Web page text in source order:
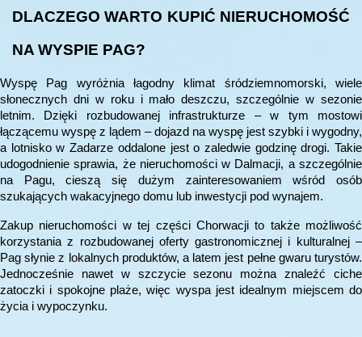
DLACZEGO WARTO KUPIĆ NIERUCHOMOŚĆ
NA WYSPIE PAG?
Wyspę Pag wyróżnia łagodny klimat śródziemnomorski, wiele
słonecznych dni w roku i mało deszczu, szczególnie w sezonie
letnim. Dzięki rozbudowanej infrastrukturze – w tym mostowi
łączącemu wyspę z lądem – dojazd na wyspę jest szybki i wygodny,
a lotnisko w Zadarze oddalone jest o zaledwie godzinę drogi. Takie
udogodnienie sprawia, że nieruchomości w Dalmacji, a szczególnie
na Pagu, cieszą się dużym zainteresowaniem wśród osób
szukających wakacyjnego domu lub inwestycji pod wynajem.
Zakup nieruchomości w tej części Chorwacji to także możliwość
korzystania z rozbudowanej oferty gastronomicznej i kulturalnej –
Pag słynie z lokalnych produktów, a latem jest pełne gwaru turystów.
Jednocześnie nawet w szczycie sezonu można znaleźć ciche
zatoczki i spokojne plaże, więc wyspa jest idealnym miejscem do
życia i wypoczynku.